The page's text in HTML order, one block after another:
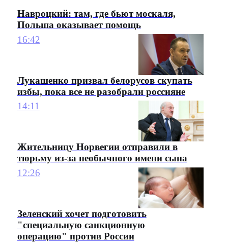
Навроцкий: там, где бьют москаля,
Польша оказывает помощь
16:42
Лукашенко призвал белорусов скупать
избы, пока все не разобрали россияне
14:11
Жительницу Норвегии отправили в
тюрьму из-за необычного имени сына
12:26
Зеленский хочет подготовить
"специальную санкционную
операцию" против России